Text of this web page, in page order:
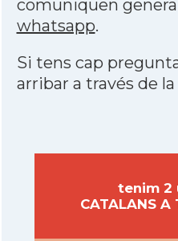
comuniquen
whatsapp.
Si tens cap
arribar a través de la
tenim 2
CATALANS A